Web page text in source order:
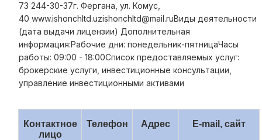
73 244-30-37г. Фергана, ул. Комус,
40 www.ishonchltd.uzishonchltd@mail.ruВиды деятельности
(дата выдачи лицензии) Дополнительная
информация:Рабочие дни: понедельник-пятницаЧасы
работы: 09:00 - 18:00Список предоставляемых услуг:
брокерские услуги, инвестиционные консультации,
управление инвестиционными активами
Контактное
лицо
Телефон Адрес E-mail , сайт